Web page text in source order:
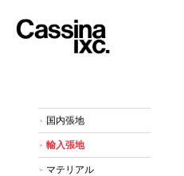
国内張地
輸入張地
マテリアル